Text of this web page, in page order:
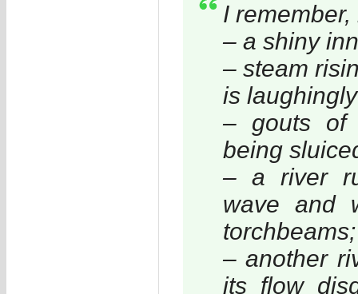
I
– a shiny
– steam
is
– gouts of
being
– a river
wave and
torchbeams;
– another
its flow